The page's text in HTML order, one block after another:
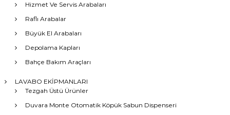
Hizmet Ve Servis Arabaları
Raflı Arabalar
Büyük El Arabaları
Depolama Kapları
Bahçe Bakım Araçları
LAVABO EKİPMANLARI
Tezgah Üstü Ürünler
Duvara Monte Otomatik Köpük Sabun Dispenseri